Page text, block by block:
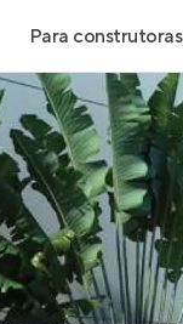
Para construtoras
Geração de
Geração de
Geração de
Maiores